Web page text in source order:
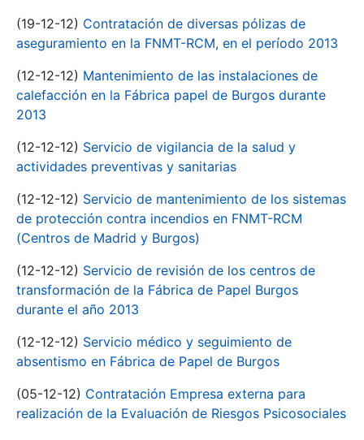
(19-12-12) Contratación de diversas pólizas de
aseguramiento en la FNMT-RCM, en el período 2013
(12-12-12) Mantenimiento de las instalaciones de
calefacción en la Fábrica papel de Burgos durante
2013
(12-12-12) Servicio de vigilancia de la salud y
actividades preventivas y sanitarias
(12-12-12) Servicio de mantenimiento de los sistemas
de protección contra incendios en FNMT-RCM
(Centros de Madrid y Burgos)
(12-12-12) Servicio de revisión de los centros de
transformación de la Fábrica de Papel Burgos
durante el año 2013
(12-12-12) Servicio médico y seguimiento de
absentismo en Fábrica de Papel de Burgos
(05-12-12) Contratación Empresa externa para
realización de la Evaluación de Riesgos Psicosociales